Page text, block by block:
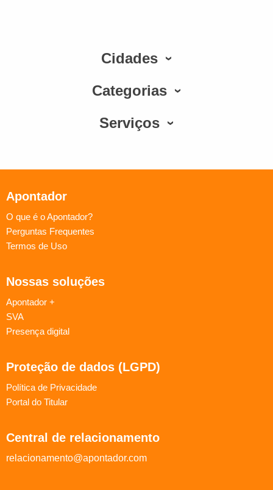
Cidades
Categorias
Serviços
Apontador
O que é o Apontador?
Perguntas Frequentes
Termos de Uso
Nossas soluções
Apontador +
SVA
Presença digital
Proteção de dados (LGPD)
Política de Privacidade
Portal do Titular
Central de relacionamento
relacionamento@apontador.com